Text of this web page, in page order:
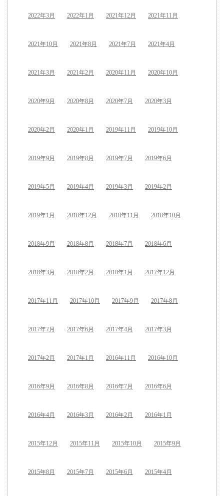
2022年3月 2022年1月 2021年12月 2021年11月
2021年10月 2021年8月 2021年7月 2021年4月
2021年3月 2021年2月 2020年11月 2020年10月
2020年9月 2020年8月 2020年7月 2020年3月
2020年2月 2020年1月 2019年11月 2019年10月
2019年9月 2019年8月 2019年7月 2019年6月
2019年5月 2019年4月 2019年3月 2019年2月
2019年1月 2018年12月 2018年11月 2018年10月
2018年9月 2018年8月 2018年7月 2018年6月
2018年3月 2018年2月 2018年1月 2017年12月
2017年11月 2017年10月 2017年9月 2017年8月
2017年7月 2017年6月 2017年4月 2017年3月
2017年2月 2017年1月 2016年11月 2016年10月
2016年9月 2016年8月 2016年7月 2016年6月
2016年4月 2016年3月 2016年2月 2016年1月
2015年12月 2015年11月 2015年10月 2015年9月
2015年8月 2015年7月 2015年6月 2015年4月